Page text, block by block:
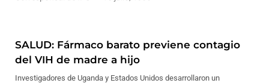
SALUD: Fármaco barato previene contagio
del VIH de madre a hijo
Investigadores de Uganda y Estados Unidos desarrollaron un